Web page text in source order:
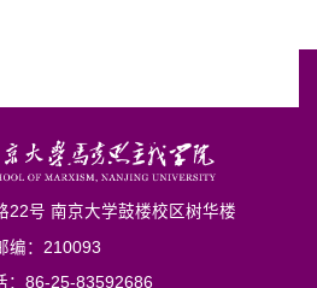
22号 南京大学鼓楼校区树华楼
编：210093
：86-25-83592686